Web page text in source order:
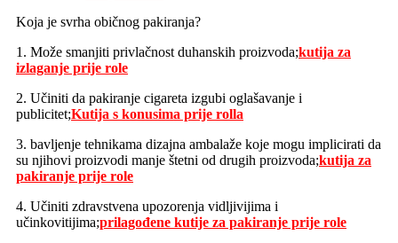
Koja je svrha običnog pakiranja?
1. Može smanjiti privlačnost duhanskih proizvoda;kutija za
izlaganje prije role
2. Učiniti da pakiranje cigareta izgubi oglašavanje i
publicitet;Kutija s konusima prije rolla
3. bavljenje tehnikama dizajna ambalaže koje mogu implicirati da
su njihovi proizvodi manje štetni od drugih proizvoda;kutija za
pakiranje prije role
4. Učiniti zdravstvena upozorenja vidljivijima i
učinkovitijima;prilagođene kutije za pakiranje prije role